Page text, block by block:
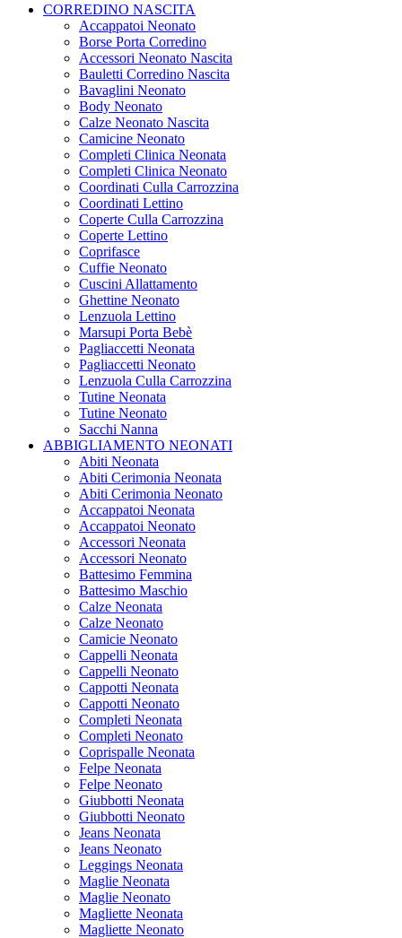
CORREDINO NASCITA
Accappatoi Neonato
Borse Porta Corredino
Accessori Neonato Nascita
Bauletti Corredino Nascita
Bavaglini Neonato
Body Neonato
Calze Neonato Nascita
Camicine Neonato
Completi Clinica Neonata
Completi Clinica Neonato
Coordinati Culla Carrozzina
Coordinati Lettino
Coperte Culla Carrozzina
Coperte Lettino
Coprifasce
Cuffie Neonato
Cuscini Allattamento
Ghettine Neonato
Lenzuola Lettino
Marsupi Porta Bebè
Pagliaccetti Neonata
Pagliaccetti Neonato
Lenzuola Culla Carrozzina
Tutine Neonata
Tutine Neonato
Sacchi Nanna
ABBIGLIAMENTO NEONATI
Abiti Neonata
Abiti Cerimonia Neonata
Abiti Cerimonia Neonato
Accappatoi Neonata
Accappatoi Neonato
Accessori Neonata
Accessori Neonato
Battesimo Femmina
Battesimo Maschio
Calze Neonata
Calze Neonato
Camicie Neonato
Cappelli Neonata
Cappelli Neonato
Cappotti Neonata
Cappotti Neonato
Completi Neonata
Completi Neonato
Coprispalle Neonata
Felpe Neonata
Felpe Neonato
Giubbotti Neonata
Giubbotti Neonato
Jeans Neonata
Jeans Neonato
Leggings Neonata
Maglie Neonata
Maglie Neonato
Magliette Neonata
Magliette Neonato